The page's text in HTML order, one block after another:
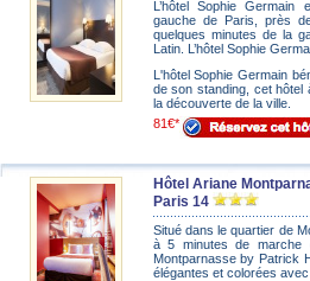
L’hôtel Sophie
gauche de Paris, près
quelques minutes de la
Latin. L’hôtel Sophie
L'hôtel Sophie Germain
de son standing, cet hôtel
la découverte de la ville.
81€*
Hôtel Ariane
Paris 14
Situé dans le quartier de
à 5 minutes de marche
Montparnasse by Patrick
élégantes et colorées avec